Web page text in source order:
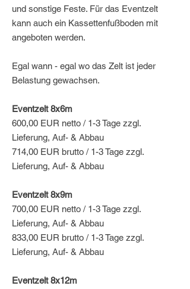
und sonstige Feste. Für das Eventzelt
kann auch ein Kassettenfußboden mit
angeboten werden.
Egal wann - egal wo das Zelt ist jeder
Belastung gewachsen.
Eventzelt 8x6m
600,00 EUR netto / 1-3 Tage zzgl.
Lieferung, Auf- & Abbau
714,00 EUR brutto / 1-3 Tage zzgl.
Lieferung, Auf- & Abbau
Eventzelt 8x9m
700,00 EUR netto / 1-3 Tage zzgl.
Lieferung, Auf- & Abbau
833,00 EUR brutto / 1-3 Tage zzgl.
Lieferung, Auf- & Abbau
Eventzelt 8x12m